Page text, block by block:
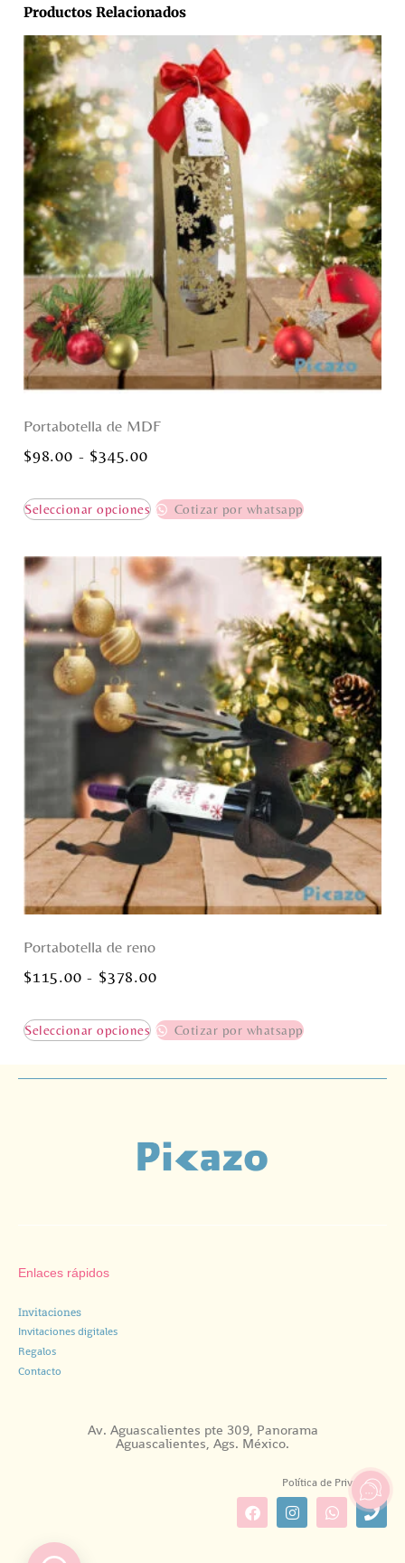
Productos Relacionados
Portabotella de MDF
$98.00 - $345.00
Seleccionar opciones Cotizar por whatsapp
Portabotella de reno
$115.00 - $378.00
Seleccionar opciones Cotizar por whatsapp
Enlaces rápidos
Invitaciones
Invitaciones digitales
Regalos
Contacto
Av. Aguascalientes pte 309, Panorama
Aguascalientes, Ags. México.
Política de Privacidad.